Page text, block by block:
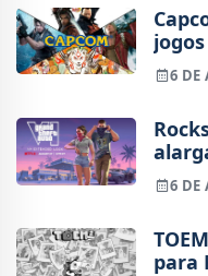
6 DE
6 DE
para